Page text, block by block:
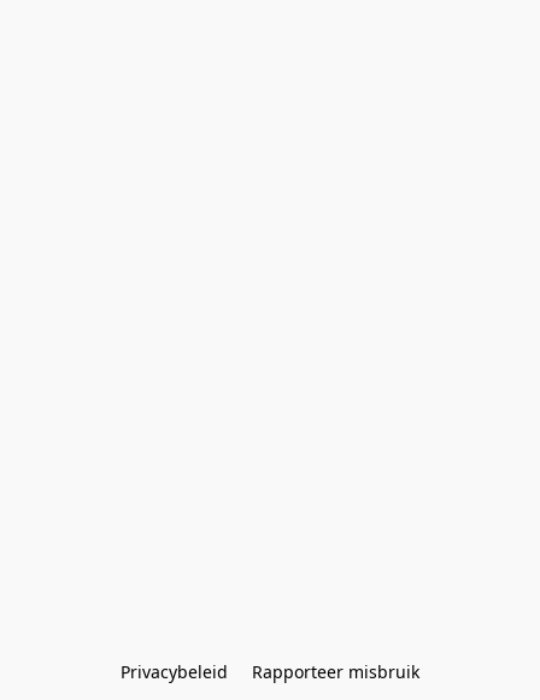
Privacybeleid Rapporteer misbruik